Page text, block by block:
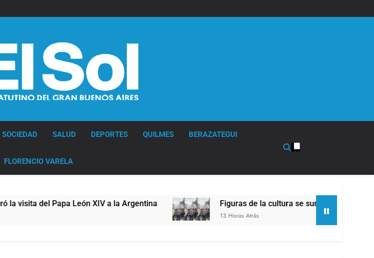
SOCIEDAD SALUD DEPORTES QUILMES BERAZATEGUI
FLORENCIO VARELA
del Papa León XIV a la Argentina Figuras de la cultura se sumaron a la marcha
13 Horas Atrás